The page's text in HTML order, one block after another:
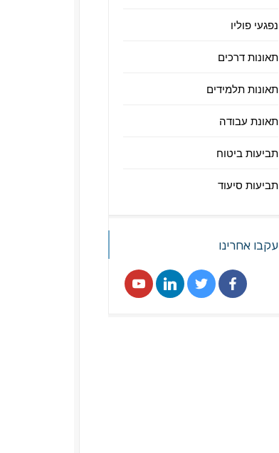
נפגעי פוליו
תאונות דרכים
תאונות תלמידים
תאונת עבודה
תביעות ביטוח
תביעות סיעוד
עקבו אחרינו